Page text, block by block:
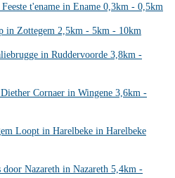
t'ename in Ename 0,3km - 0,5km
in Zottegem 2,5km - 5km - 10km
in Ruddervoorde 3,8km -
Cornaer in Wingene 3,6km -
Loopt in Harelbeke in Harelbeke
door Nazareth in Nazareth 5,4km -